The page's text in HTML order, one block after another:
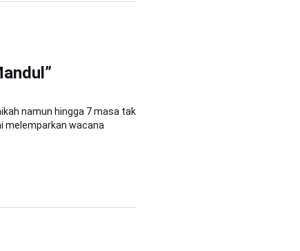
namun hingga 7 masa tak
melemparkan wacana